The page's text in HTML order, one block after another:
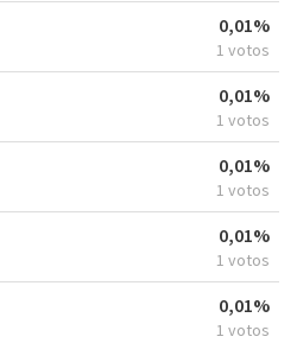
0,01%
1 votos
0,01%
1 votos
0,01%
1 votos
0,01%
1 votos
0,01%
1 votos